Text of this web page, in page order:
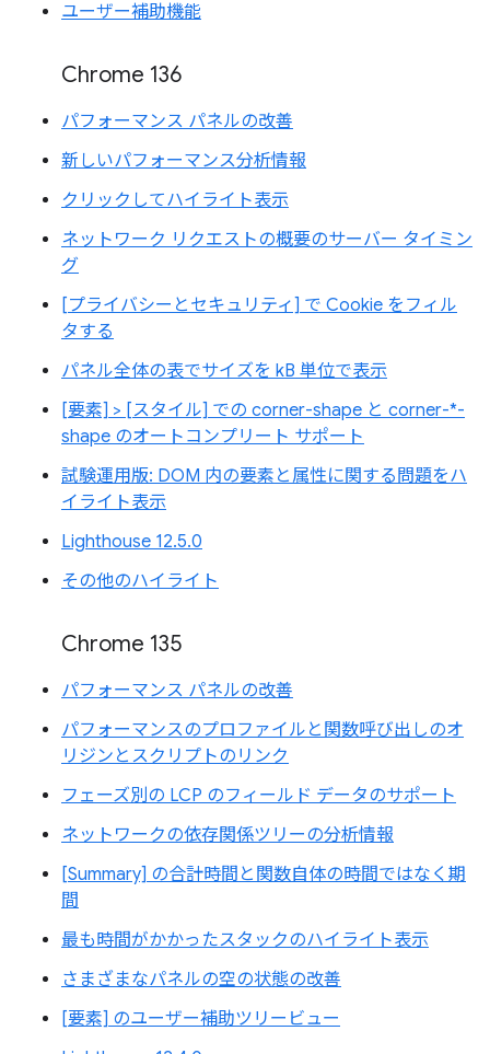
ユーザー補助機能
Chrome 136
パフォーマンス パネルの改善
新しいパフォーマンス分析情報
クリックしてハイライト表示
ネットワーク リクエストの概要のサーバー タイミン
グ
[プライバシーとセキュリティ] で Cookie をフィル
タする
パネル全体の表でサイズを kB 単位で表示
[要素] > [スタイル] での corner-shape と corner-*-
shape のオートコンプリート サポート
試験運用版: DOM 内の要素と属性に関する問題をハ
イライト表示
Lighthouse 12.5.0
その他のハイライト
Chrome 135
パフォーマンス パネルの改善
パフォーマンスのプロファイルと関数呼び出しのオ
リジンとスクリプトのリンク
フェーズ別の LCP のフィールド データのサポート
ネットワークの依存関係ツリーの分析情報
[Summary] の合計時間と関数自体の時間ではなく期
間
最も時間がかかったスタックのハイライト表示
さまざまなパネルの空の状態の改善
[要素] のユーザー補助ツリービュー